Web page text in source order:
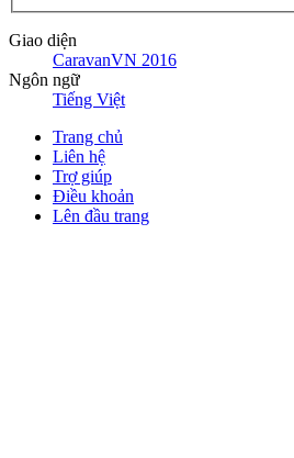
Giao diện
CaravanVN 2016
Ngôn ngữ
Tiếng Việt
Trang chủ
Liên hệ
Trợ giúp
Điều khoản
Lên đầu trang